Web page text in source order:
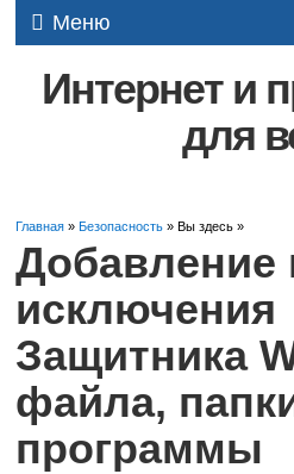
Меню
Интернет и
для
Главная »Безопасность » Вы здесь »
Добавление
исключения
Защитника
файла,
программы